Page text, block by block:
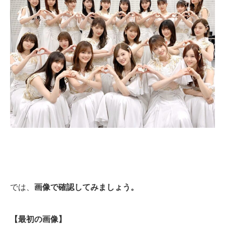
では、 画像で確認してみましょう。
【最初の画像】